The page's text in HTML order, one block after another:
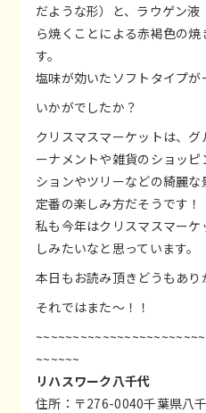
だような形）と、ラウゲン
ら焼くことによる赤褐色の
す。
塩味が効いたソフトタイプが
いかがでしたか？
クリスマスマーケットは、
ーナメントや雑貨のショッ
ションやツリーなどの綺麗
定番の楽しみ方だそうです！
私も今年はクリスマスマー
しみたいなと思っています。
本日もお読み頂きどうもあ
それではまた〜！！
~~~~~~
リハスワーク八千代
住所：〒276-0040千葉県八